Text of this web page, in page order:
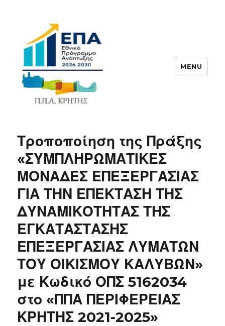
MENU
Τροποποίηση της Πράξης
«ΣΥΜΠΛΗΡΩΜΑΤΙΚΕΣ
ΜΟΝΑΔΕΣ ΕΠΕΞΕΡΓΑΣΙΑΣ
ΓΙΑ ΤΗΝ ΕΠΕΚΤΑΣΗ ΤΗΣ
ΔΥΝΑΜΙΚΟΤΗΤΑΣ ΤΗΣ
ΕΓΚΑΤΑΣΤΑΣΗΣ
ΕΠΕΞΕΡΓΑΣΙΑΣ ΛΥΜΑΤΩΝ
ΤΟΥ ΟΙΚΙΣΜΟΥ ΚΑΛΥΒΩΝ»
με Κωδικό ΟΠΣ 5162034
στο «ΠΠΑ ΠΕΡΙΦΕΡΕΙΑΣ
ΚΡΗΤΗΣ 2021-2025»